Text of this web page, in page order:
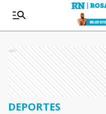
Ads
DEPORTES